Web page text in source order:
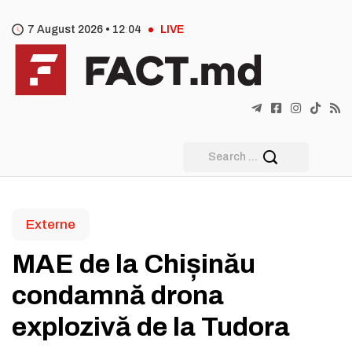
7 August 2026 • 12 04 LIVE
Externe
MAE de la Chișinău
condamnă drona
explozivă de la Tudora